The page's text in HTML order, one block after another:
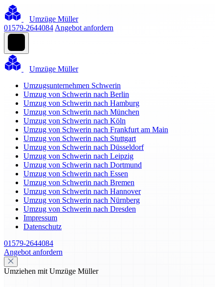
Umzüge Müller
01579-2644084 Angebot anfordern
Umzüge Müller
Umzugsunternehmen Schwerin
Umzug von Schwerin nach Berlin
Umzug von Schwerin nach Hamburg
Umzug von Schwerin nach München
Umzug von Schwerin nach Köln
Umzug von Schwerin nach Frankfurt am Main
Umzug von Schwerin nach Stuttgart
Umzug von Schwerin nach Düsseldorf
Umzug von Schwerin nach Leipzig
Umzug von Schwerin nach Dortmund
Umzug von Schwerin nach Essen
Umzug von Schwerin nach Bremen
Umzug von Schwerin nach Hannover
Umzug von Schwerin nach Nürnberg
Umzug von Schwerin nach Dresden
Impressum
Datenschutz
01579-2644084
Angebot anfordern
Umziehen mit Umzüge Müller